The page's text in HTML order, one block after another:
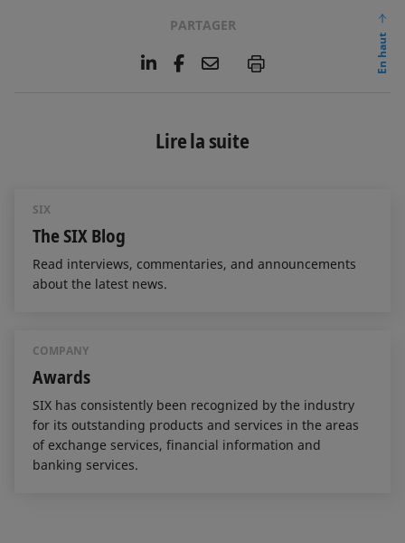
PARTAGER
L
e
d
F
b
o
E
l
P
En haut
Lire la suite
SIX
The SIX Blog
Read interviews, commentaries, and announcements
about the latest news.
COMPANY
Awards
SIX has consistently been recognized by the industry
for its outstanding products and services in the areas
of exchange services, financial information and
banking services.